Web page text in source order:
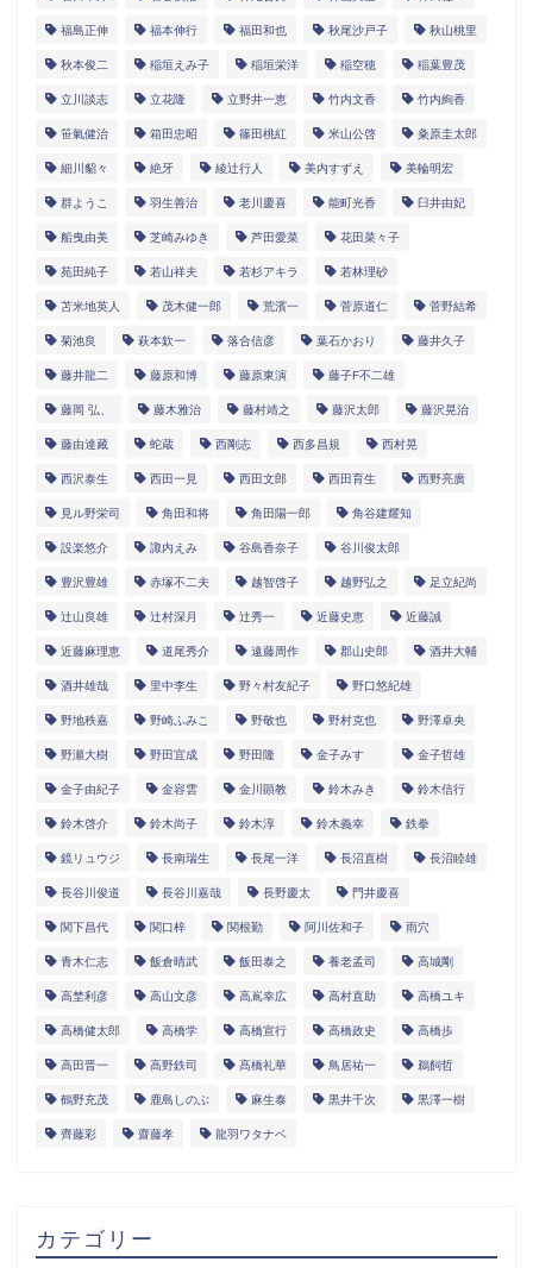
福島正伸 福本伸行 福田和也 秋尾沙戸子 秋山桃里
秋本俊二 稲垣えみ子 稲垣栄洋 稲空穂 稲葉豊茂
立川談志 立花隆 立野井一恵 竹内文香 竹内絢香
笹氣健治 箱田忠昭 篠田桃紅 米山公啓 粂原圭太郎
細川貂々 絶牙 綾辻行人 美内すずえ 美輪明宏
群ようこ 羽生善治 老川慶喜 能町光香 臼井由妃
船曳由美 芝崎みゆき 芦田愛菜 花田菜々子
苑田純子 若山祥夫 若杉アキラ 若林理砂
苫米地英人 茂木健一郎 荒濱一 菅原道仁 菅野結希
菊池良 萩本欽一 落合信彦 葉石かおり 藤井久子
藤井龍二 藤原和博 藤原東演 藤子F不二雄
藤岡 弘、 藤木雅治 藤村靖之 藤沢太郎 藤沢晃治
藤由達藏 蛇蔵 西剛志 西多昌規 西村晃
西沢泰生 西田一見 西田文郎 西田育生 西野亮廣
見ル野栄司 角田和将 角田陽一郎 角谷建耀知
設楽悠介 諏内えみ 谷島香奈子 谷川俊太郎
豊沢豊雄 赤塚不二夫 越智啓子 越野弘之 足立紀尚
辻山良雄 辻村深月 辻秀一 近藤史恵 近藤誠
近藤麻理恵 道尾秀介 遠藤周作 郡山史郎 酒井大輔
酒井雄哉 里中李生 野々村友紀子 野口悠紀雄
野地秩嘉 野崎ふみこ 野敬也 野村克也 野澤卓央
野瀬大樹 野田宜成 野田隆 金子みすゞ 金子哲雄
金子由紀子 金容雲 金川顕教 鈴木みき 鈴木信行
鈴木啓介 鈴木尚子 鈴木淳 鈴木義幸 鉄拳
鏡リュウジ 長南瑞生 長尾一洋 長沼直樹 長沼睦雄
長谷川俊道 長谷川嘉哉 長野慶太 門井慶喜
関下昌代 関口梓 関根勤 阿川佐和子 雨穴
青木仁志 飯倉晴武 飯田泰之 養老孟司 高城剛
高埜利彦 高山文彦 高嶌幸広 高村直助 高橋ユキ
高橋健太郎 高橋学 高橋宣行 高橋政史 高橋歩
高田晋一 高野鉄司 髙橋礼華 鳥居祐一 鵜飼哲
鶴野充茂 鹿島しのぶ 麻生泰 黒井千次 黒澤一樹
齊藤彩 齋藤孝 龍羽ワタナベ
カテゴリー